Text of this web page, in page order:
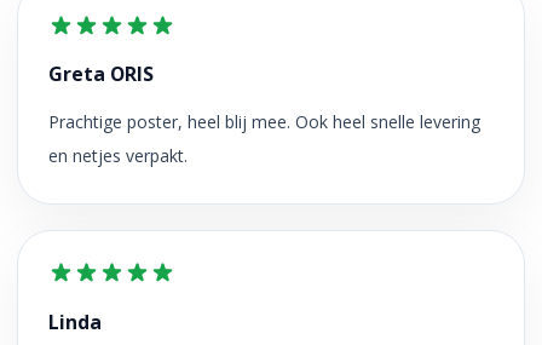
Greta ORIS
Prachtige poster, heel blij mee. Ook heel snelle levering
en netjes verpakt.
Linda